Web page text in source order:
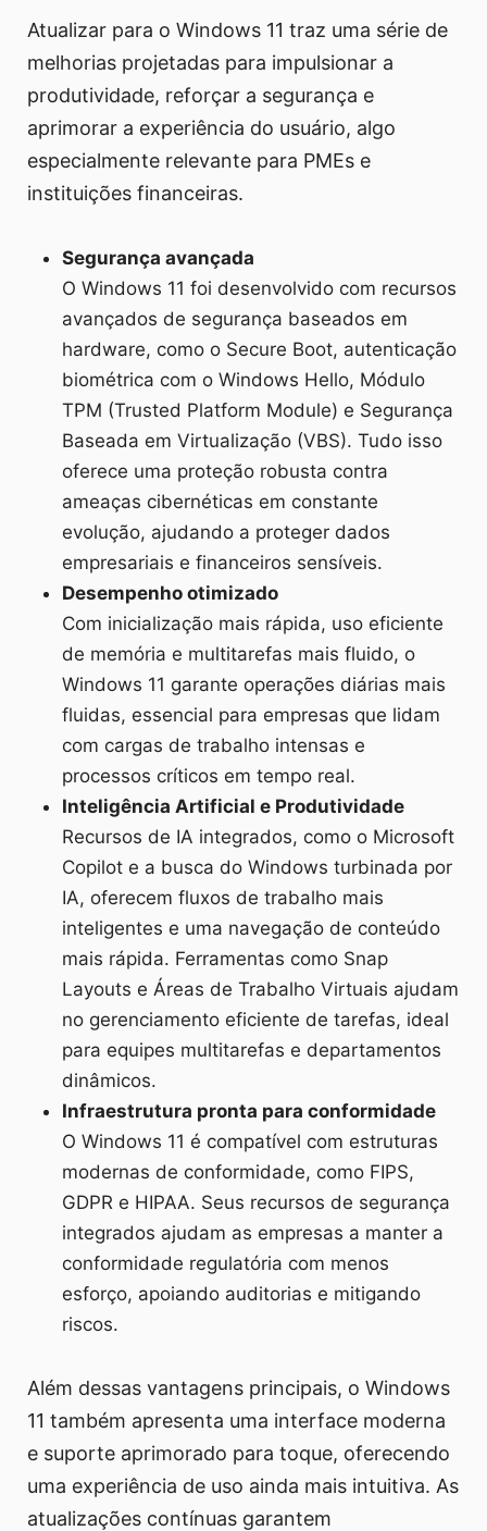
Atualizar para o Windows 11 traz uma série de
melhorias projetadas para impulsionar a
produtividade, reforçar a segurança e
aprimorar a experiência do usuário, algo
especialmente relevante para PMEs e
instituições financeiras.
Segurança avançada
O Windows 11 foi desenvolvido com recursos
avançados de segurança baseados em
hardware, como o Secure Boot, autenticação
biométrica com o Windows Hello, Módulo
TPM (Trusted Platform Module) e Segurança
Baseada em Virtualização (VBS). Tudo isso
oferece uma proteção robusta contra
ameaças cibernéticas em constante
evolução, ajudando a proteger dados
empresariais e financeiros sensíveis.
Desempenho otimizado
Com inicialização mais rápida, uso eficiente
de memória e multitarefas mais fluido, o
Windows 11 garante operações diárias mais
fluidas, essencial para empresas que lidam
com cargas de trabalho intensas e
processos críticos em tempo real.
Inteligência Artificial e Produtividade
Recursos de IA integrados, como o Microsoft
Copilot e a busca do Windows turbinada por
IA, oferecem fluxos de trabalho mais
inteligentes e uma navegação de conteúdo
mais rápida. Ferramentas como Snap
Layouts e Áreas de Trabalho Virtuais ajudam
no gerenciamento eficiente de tarefas, ideal
para equipes multitarefas e departamentos
dinâmicos.
Infraestrutura pronta para conformidade
O Windows 11 é compatível com estruturas
modernas de conformidade, como FIPS,
GDPR e HIPAA. Seus recursos de segurança
integrados ajudam as empresas a manter a
conformidade regulatória com menos
esforço, apoiando auditorias e mitigando
riscos.
Além dessas vantagens principais, o Windows
11 também apresenta uma interface moderna
e suporte aprimorado para toque, oferecendo
uma experiência de uso ainda mais intuitiva. As
atualizações contínuas garantem